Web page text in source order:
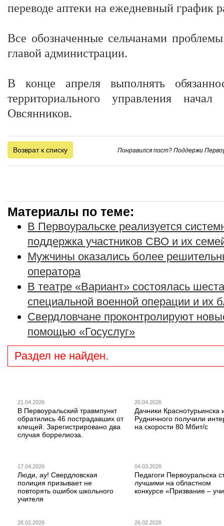
переводе аптеки на ежедневный график
Все обозначенные сельчанами
главой администрации.
В конце апреля выполнять
территориального управления
Овсянников.
Возврат к списку Понравился пост? Поддержи
Материалы по теме:
В Первоуральске реализуется
поддержка участников СВО и их
Мужчины оказались более
оператора
В театре «Вариант» состоялась
специальной военной операции и их
Свердловчане проконтролируют
помощью «Госуслуг»
Раздел не найден.
21.04.2026
В Первоуральский травмпункт
обратились 46 пострадавших от
клещей. Зарегистрировано два
случая боррелиоза.
20.04.2026
Дачники Краснотурьинска
Рудничного получили
на скорости 80 Мбит/с
17.04.2026
Люди, ау! Свердловская
полиция призывает не
повторять ошибок школьного
учителя
04.03.2026
Педагоги Первоуральска
лучшими на областном
конкурсе «Призвание –
26.02.2026 26.02.2026